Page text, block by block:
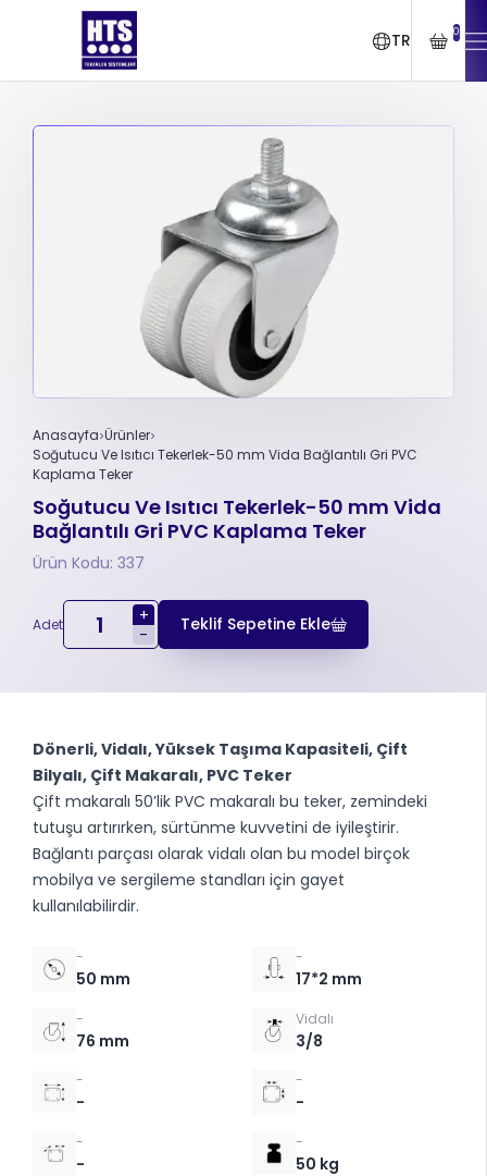
TR 0
Anasayfa Ürünler
Soğutucu Ve Isıtıcı Tekerlek-50 mm Vida Bağlantılı Gri PVC
Kaplama Teker
Soğutucu Ve Isıtıcı Tekerlek-50 mm Vida
Bağlantılı Gri PVC Kaplama Teker
Ürün Kodu: 337
Adet
+
-
Teklif Sepetine Ekle
Dönerli, Vidalı, Yüksek Taşıma Kapasiteli, Çift
Bilyalı, Çift Makaralı, PVC Teker
Çift makaralı 50’lik PVC makaralı bu teker, zemindeki
tutuşu artırırken, sürtünme kuvvetini de iyileştirir.
Bağlantı parçası olarak vidalı olan bu model birçok
mobilya ve sergileme standları için gayet
kullanılabilirdir.
-
50 mm
-
17*2 mm
-
76 mm
Vidalı
3/8
-
-
-
-
-
-
-
50 kg